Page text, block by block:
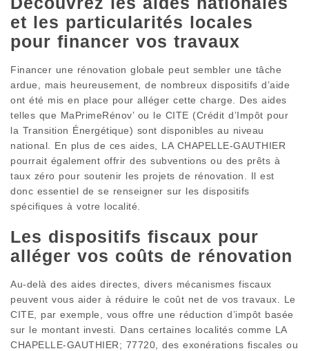
et les particularités locales
pour financer vos travaux
Financer une rénovation globale peut sembler une tâche
ardue, mais heureusement, de nombreux dispositifs d’aide
ont été mis en place pour alléger cette charge. Des aides
telles que MaPrimeRénov’ ou le CITE (Crédit d’Impôt pour
la Transition Énergétique) sont disponibles au niveau
national. En plus de ces aides, LA CHAPELLE-GAUTHIER
pourrait également offrir des subventions ou des prêts à
taux zéro pour soutenir les projets de rénovation. Il est
donc essentiel de se renseigner sur les dispositifs
spécifiques à votre localité.
Les dispositifs fiscaux pour
alléger vos coûts de rénovation
Au-delà des aides directes, divers mécanismes fiscaux
peuvent vous aider à réduire le coût net de vos travaux. Le
CITE, par exemple, vous offre une réduction d’impôt basée
sur le montant investi. Dans certaines localités comme LA
CHAPELLE-GAUTHIER; 77720, des exonérations fiscales ou